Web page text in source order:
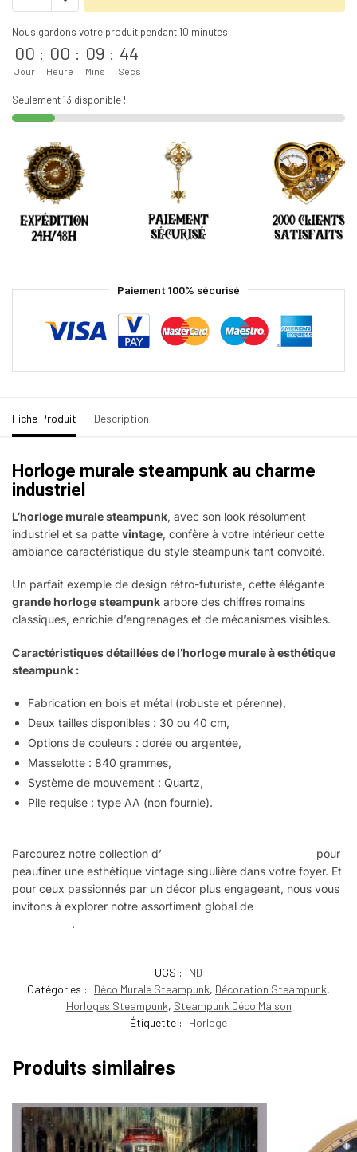
Nous gardons votre produit pendant 10 minutes
00
Jour
: 00
Heure
: 09
Mins
: 44
Secs
Seulement 13 disponible !
Paiement 100% sécurisé
Fiche Produit Description
Horloge murale steampunk au charme
industriel
L’horloge murale steampunk, avec son look résolument
industriel et sa patte vintage, confère à votre intérieur cette
ambiance caractéristique du style steampunk tant convoité.
Un parfait exemple de design rétro-futuriste, cette élégante
grande horloge steampunk arbore des chiffres romains
classiques, enrichie d’engrenages et de mécanismes visibles.
Caractéristiques détaillées de l’horloge murale à esthétique
steampunk :
Fabrication en bois et métal (robuste et pérenne),
Deux tailles disponibles : 30 ou 40 cm,
Options de couleurs : dorée ou argentée,
Masselotte : 840 grammes,
Système de mouvement : Quartz,
Pile requise : type AA (non fournie).
Parcourez notre collection d’
pour
peaufiner une esthétique vintage singulière dans votre foyer. Et
pour ceux passionnés par un décor plus engageant, nous vous
invitons à explorer notre assortiment global de
.
UGS :
ND
Catégories :
Déco Murale Steampunk, Décoration Steampunk,
Horloges Steampunk, Steampunk Déco Maison
Étiquette :
Horloge
Produits similaires